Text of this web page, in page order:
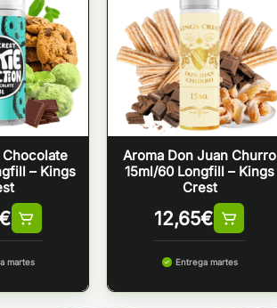
– Kings
martes
Aroma Don Juan Churro
15ml/60 Longfill – Kings
Crest
12,65€
Entrega martes